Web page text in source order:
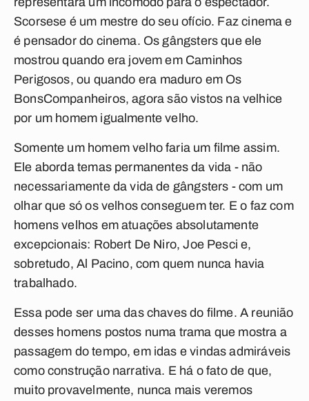
Scorsese é um mestre do seu ofício. Faz cinema e
é pensador do cinema. Os gângsters que ele
mostrou quando era jovem em Caminhos
Perigosos, ou quando era maduro em Os
BonsCompanheiros, agora são vistos na velhice
por um homem igualmente velho.
Somente um homem velho faria um filme assim.
Ele aborda temas permanentes da vida - não
necessariamente da vida de gângsters - com um
olhar que só os velhos conseguem ter. E o faz com
homens velhos em atuações absolutamente
excepcionais: Robert De Niro, Joe Pesci e,
sobretudo, Al Pacino, com quem nunca havia
trabalhado.
Essa pode ser uma das chaves do filme. A reunião
desses homens postos numa trama que mostra a
passagem do tempo, em idas e vindas admiráveis
como construção narrativa. E há o fato de que,
muito provavelmente, nunca mais veremos